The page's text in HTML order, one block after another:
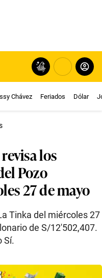
Chávez Feriados Dólar
los
Pozo
27 de mayo
Tinka del miércoles 27
de S/12′502,407.
Sí.